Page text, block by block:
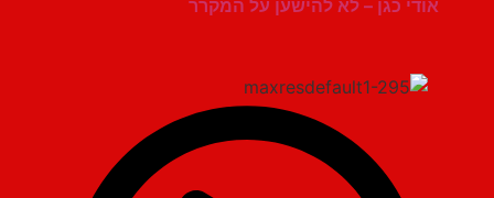
אודי כגן – לא להישען על המקרר